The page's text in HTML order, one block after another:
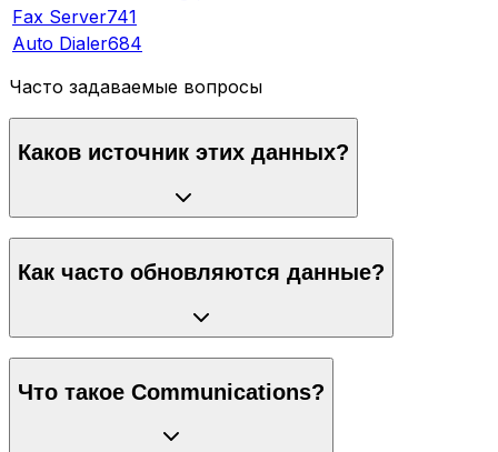
Fax Server741
Auto Dialer684
Часто задаваемые вопросы
Каков источник этих данных?
Как часто обновляются данные?
Что такое Communications?